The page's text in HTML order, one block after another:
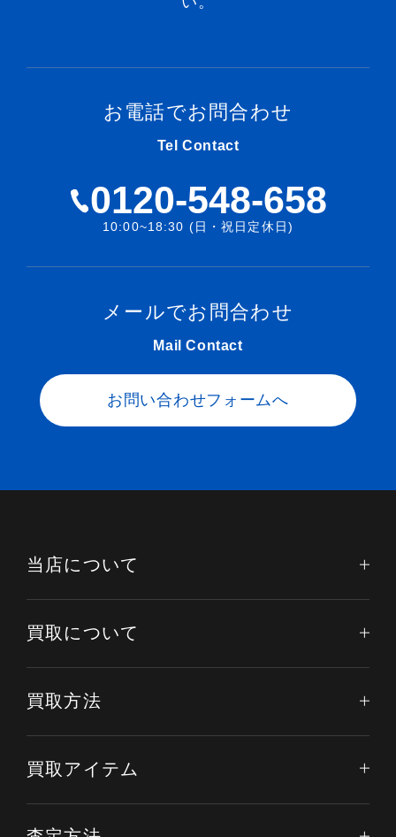
お電話でお問合わせ
Tel Contact
0120-548-658
10:00~18:30 (日・祝日定休日)
メールでお問合わせ
Mail Contact
お問い合わせフォームへ
当店について
買取について
買取方法
買取アイテム